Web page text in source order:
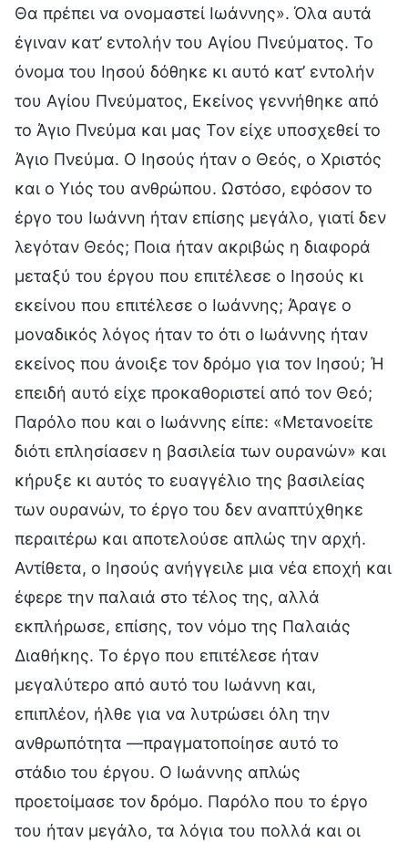
Θα πρέπει να ονομαστεί Ιωάννης». Όλα αυτά
έγιναν κατ’ εντολήν του Αγίου Πνεύματος. Το
όνομα του Ιησού δόθηκε κι αυτό κατ’ εντολήν
του Αγίου Πνεύματος, Εκείνος γεννήθηκε από
το Άγιο Πνεύμα και μας Τον είχε υποσχεθεί το
Άγιο Πνεύμα. Ο Ιησούς ήταν ο Θεός, ο Χριστός
και ο Υιός του ανθρώπου. Ωστόσο, εφόσον το
έργο του Ιωάννη ήταν επίσης μεγάλο, γιατί δεν
λεγόταν Θεός; Ποια ήταν ακριβώς η διαφορά
μεταξύ του έργου που επιτέλεσε ο Ιησούς κι
εκείνου που επιτέλεσε ο Ιωάννης; Άραγε ο
μοναδικός λόγος ήταν το ότι ο Ιωάννης ήταν
εκείνος που άνοιξε τον δρόμο για τον Ιησού; Ή
επειδή αυτό είχε προκαθοριστεί από τον Θεό;
Παρόλο που και ο Ιωάννης είπε: «Μετανοείτε
διότι επλησίασεν η βασιλεία των ουρανών» και
κήρυξε κι αυτός το ευαγγέλιο της βασιλείας
των ουρανών, το έργο του δεν αναπτύχθηκε
περαιτέρω και αποτελούσε απλώς την αρχή.
Αντίθετα, ο Ιησούς ανήγγειλε μια νέα εποχή και
έφερε την παλαιά στο τέλος της, αλλά
εκπλήρωσε, επίσης, τον νόμο της Παλαιάς
Διαθήκης. Το έργο που επιτέλεσε ήταν
μεγαλύτερο από αυτό του Ιωάννη και,
επιπλέον, ήλθε για να λυτρώσει όλη την
ανθρωπότητα —πραγματοποίησε αυτό το
στάδιο του έργου. Ο Ιωάννης απλώς
προετοίμασε τον δρόμο. Παρόλο που το έργο
του ήταν μεγάλο, τα λόγια του πολλά και οι